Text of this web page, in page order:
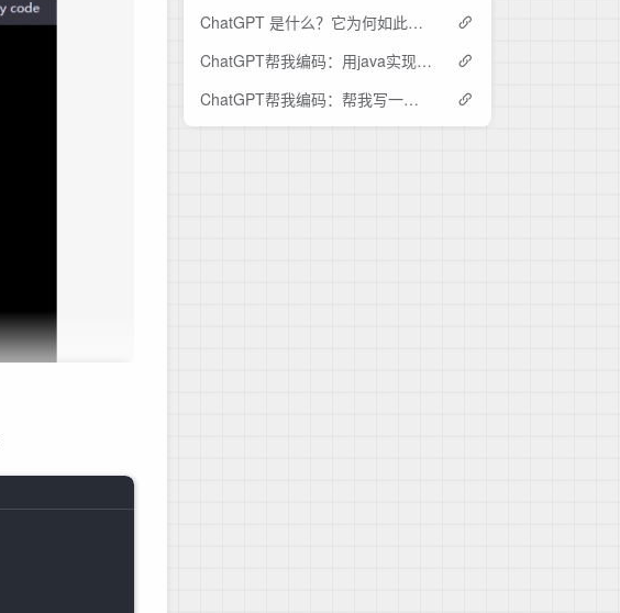
ChatGPT 是什么？它为何如此重要？这是你需要知道的
ChatGPT帮我编码：用java实现获取http json接口数据，并使用fastjson转换成对象
ChatGPT帮我编码：帮我写一段用java实现防止表单重复提交的代码